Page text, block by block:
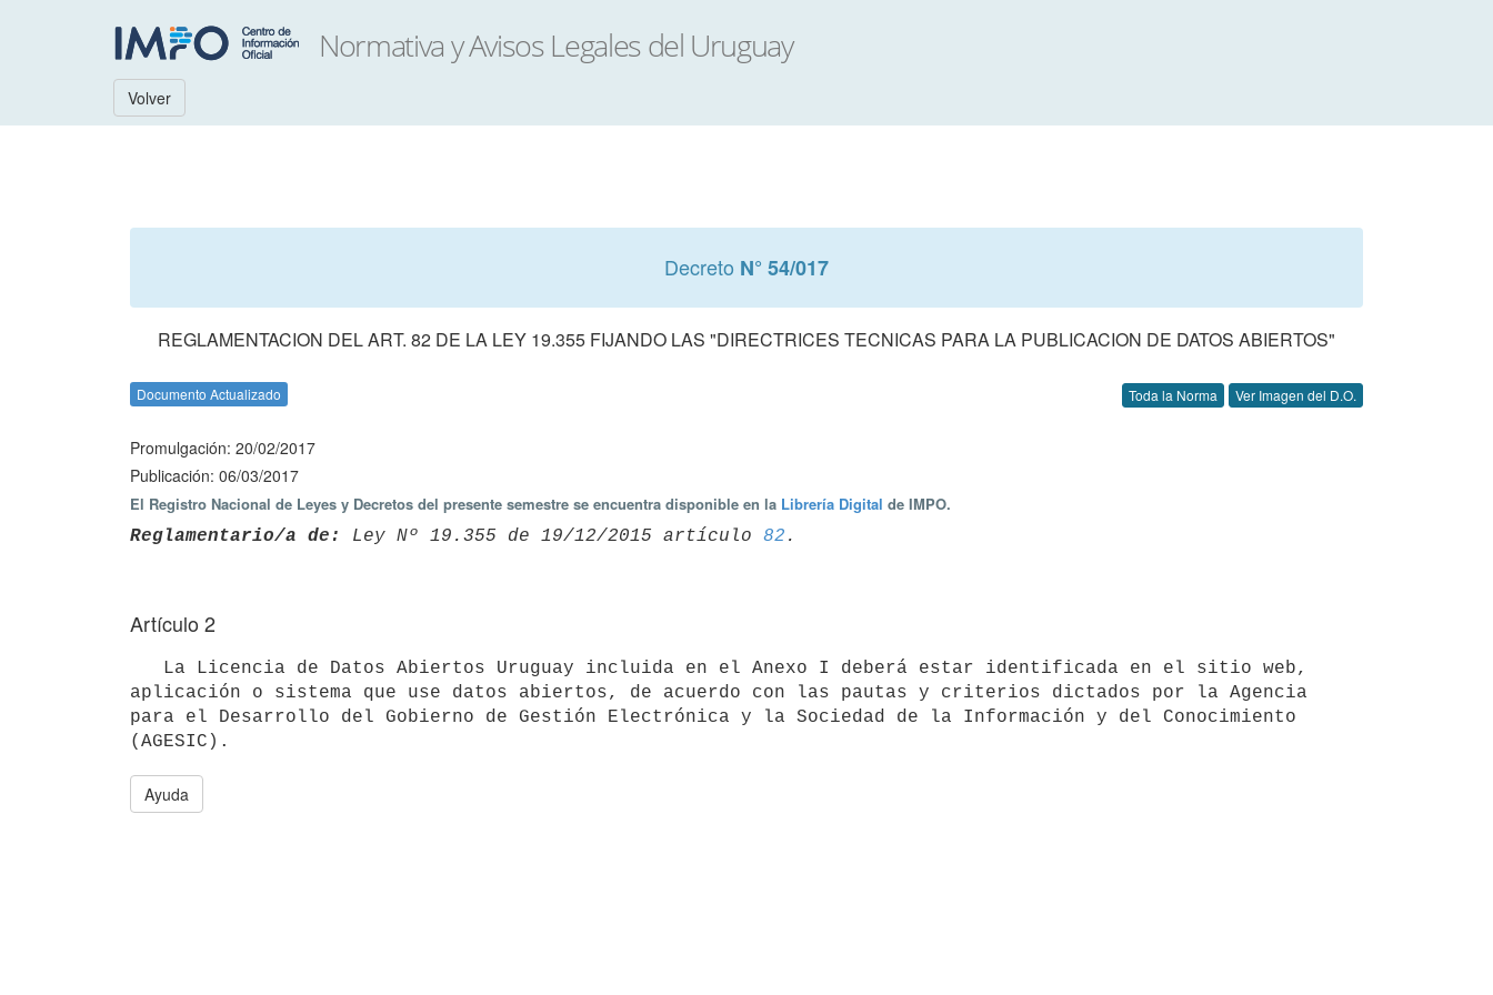
Volver
Decreto N° 54/017
REGLAMENTACION DEL ART. 82 DE LA LEY 19.355 FIJANDO LAS "DIRECTRICES TECNICAS PARA LA PUBLICACION DE DATOS ABIERTOS"
Documento Actualizado Toda la Norma Ver Imagen del D.O.
Promulgación: 20/02/2017
Publicación: 06/03/2017
El Registro Nacional de Leyes y Decretos del presente semestre se encuentra disponible en la Librería Digital de IMPO.
Reglamentario/a de: Ley Nº 19.355 de 19/12/2015 artículo 82
Artículo 2
aplicación o sistema que use datos abiertos, de acuerdo con las pautas y criterios dictados por la Agencia
para el Desarrollo del Gobierno de Gestión Electrónica y la Sociedad de la Información y del Conocimiento
Ayuda